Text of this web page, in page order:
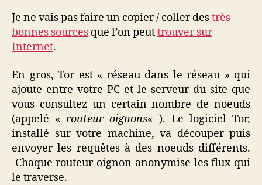
Je ne vais pas faire un copier / coller destrès
bonnes sources que l’on peuttrouver sur
Internet.
En gros, Tor est « réseau dans le réseau » qui
ajoute entre votre PC et le serveur du site que
vous consultez un certain nombre de noeuds
(appelé «routeur oignons« ). Le logiciel Tor,
installé sur votre machine, va découper puis
envoyer les requêtes à des noeuds différents.
Chaque routeur oignon anonymise les flux qui
le traverse.